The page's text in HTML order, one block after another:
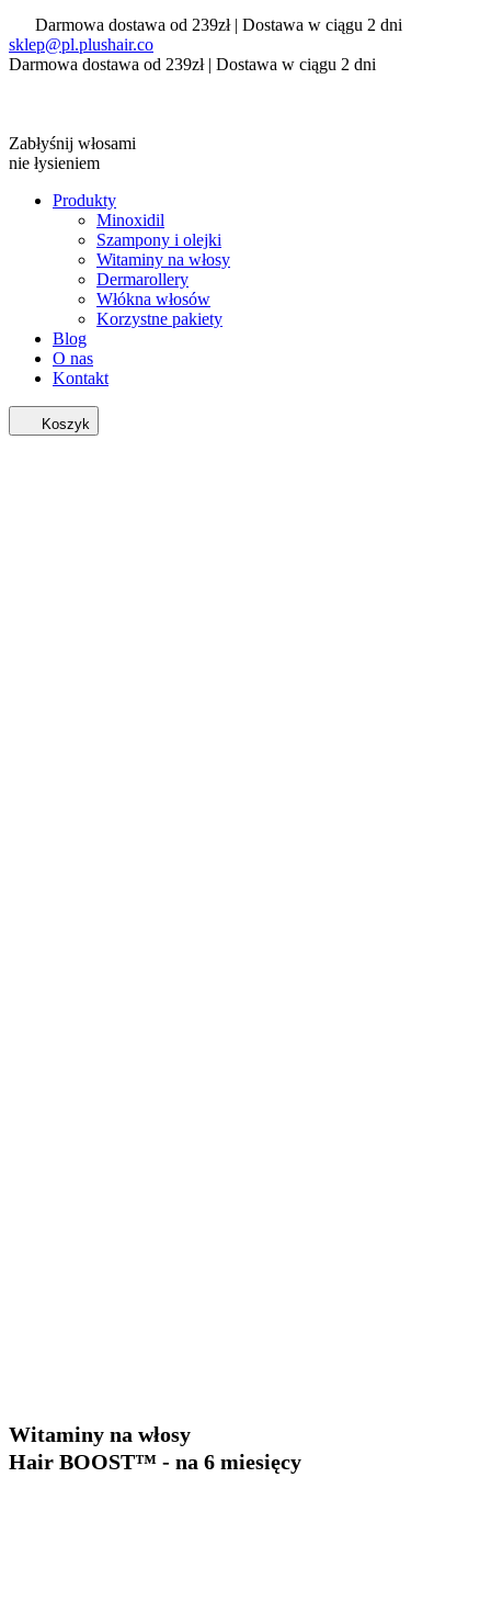
Darmowa dostawa od 239zł | Dostawa w ciągu 2 dni
sklep@pl.plushair.co
Darmowa dostawa od 239zł | Dostawa w ciągu 2 dni
Zabłyśnij włosami
nie łysieniem
Produkty
Minoxidil
Szampony i olejki
Witaminy na włosy
Dermarollery
Włókna włosów
Korzystne pakiety
Blog
O nas
Kontakt
Koszyk
Witaminy na włosy
Hair BOOST™ - na 6 miesięcy